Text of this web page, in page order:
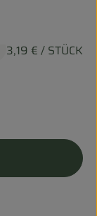
3,19 € / STÜCK
Warenkorb